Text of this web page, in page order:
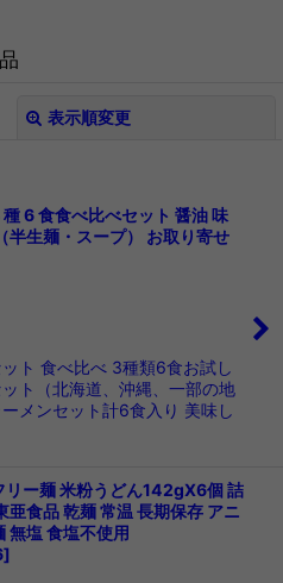
表示順変更
り込む
6 食食べ比べセット 醤油 味
半生麺・スープ） お取り寄せ
ト 食べ比べ 3種類6食お試し
ト（北海道、沖縄、一部の地
メンセット計6食入り 美味し
リー麺 米粉うどん142gX6個 詰
亜食品 乾麺 常温 長期保存 アニ
無塩 食塩不使用
]